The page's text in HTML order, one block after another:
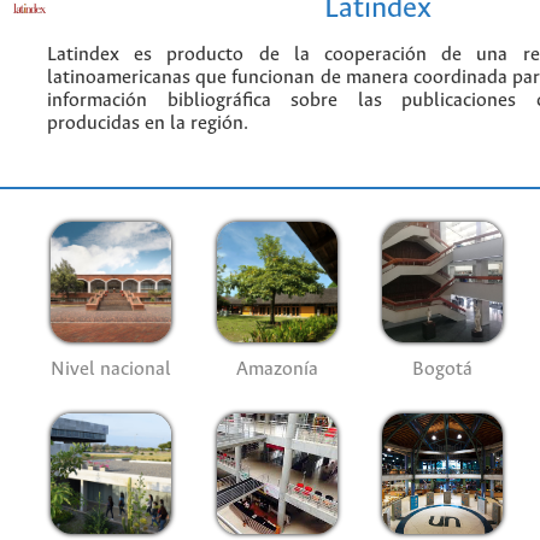
Latindex
Latindex es producto de la cooperación de una
latinoamericanas que funcionan de manera coordinada
información bibliográfica sobre las publicaciones
producidas en la región.
Nivel nacional Amazonía Bogotá